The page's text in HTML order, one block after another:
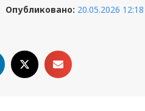
Опубликовано: 20.05.2026 12:18